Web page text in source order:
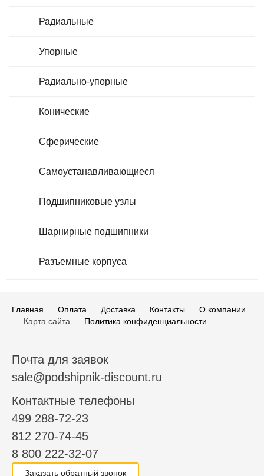
Радиальные
Упорные
Радиально-упорные
Конические
Сферические
Самоустанавливающиеся
Подшипниковые узлы
Шарнирные подшипники
Разъемные корпуса
Главная Оплата Доставка Контакты
О компании
Карта сайта
Политика конфиденциальности
Почта для заявок
sale@podshipnik-discount.ru
Контактные телефоны
499 288-72-23
812 270-74-45
8 800 222-32-07
Заказать обратный звонок